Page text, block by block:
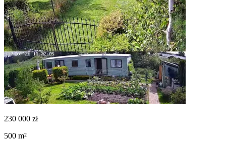
230 000 zł
500 m²